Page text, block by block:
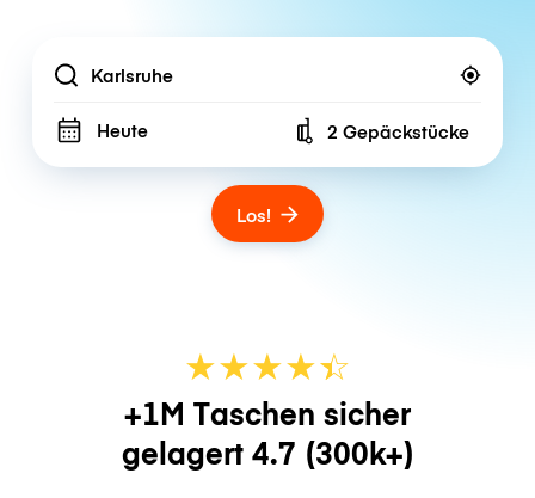
Location
Heute Number of bags
2 Gepäckstücke
Los!
★★★★☆
★
+1M Taschen sicher
gelagert 4.7 (300k+)